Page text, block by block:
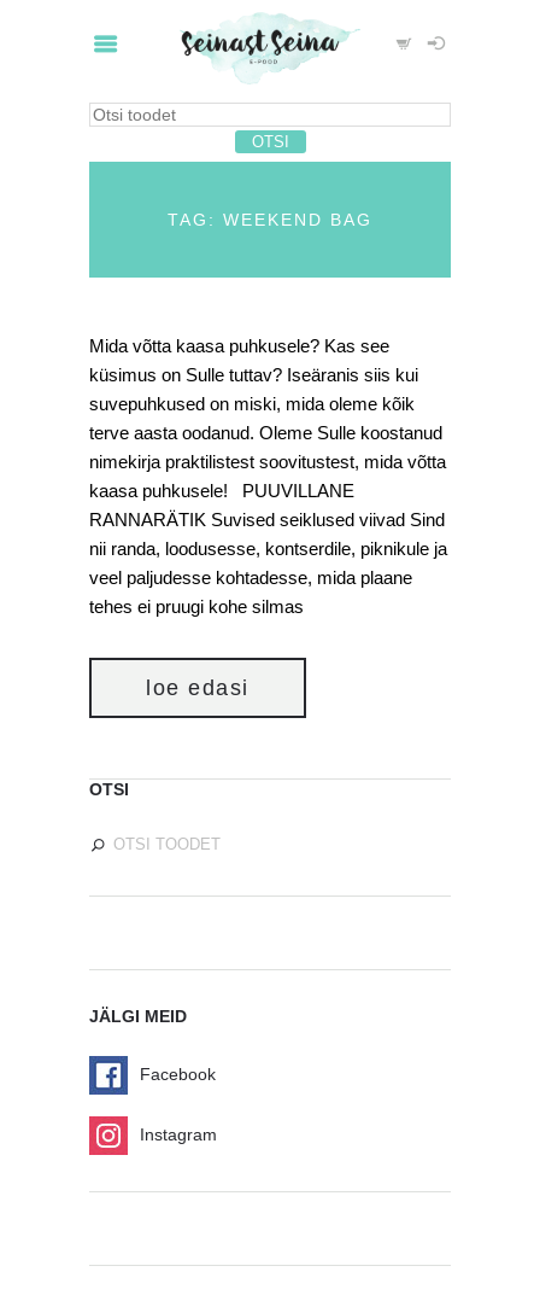
TAG: WEEKEND BAG
Mida võtta kaasa puhkusele? Kas see
küsimus on Sulle tuttav? Iseäranis siis kui
suvepuhkused on miski, mida oleme kõik
terve aasta oodanud. Oleme Sulle koostanud
nimekirja praktilistest soovitustest, mida võtta
kaasa puhkusele! PUUVILLANE
RANNARÄTIK Suvised seiklused viivad Sind
nii randa, loodusesse, kontserdile, piknikule ja
veel paljudesse kohtadesse, mida plaane
tehes ei pruugi kohe silmas
loe edasi
OTSI
JÄLGI MEID
Facebook
Instagram